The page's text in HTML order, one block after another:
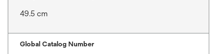
49.5 cm
Global Catalog Number